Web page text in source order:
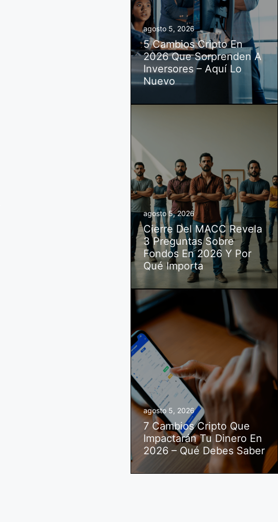
agosto 5, 2026
5 Cambios Cripto En
2026 Que Sorprenden A
Inversores – Aquí Lo
Nuevo
agosto 5, 2026
Cierre Del MACC Revela
3 Preguntas Sobre
Fondos En 2026 Y Por
Qué Importa
agosto 5, 2026
7 Cambios Cripto Que
Impactarán Tu Dinero En
2026 – Qué Debes Saber